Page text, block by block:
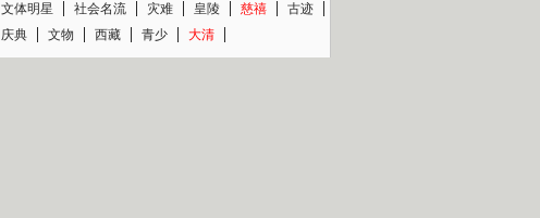
文体明星
社会名流 灾难 皇陵 慈禧
古迹
庆典
文物 西藏 青少 大清